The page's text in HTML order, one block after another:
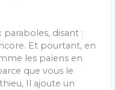
disant :
Et pourtant, en
les païens en
que vous le
Il ajoute un